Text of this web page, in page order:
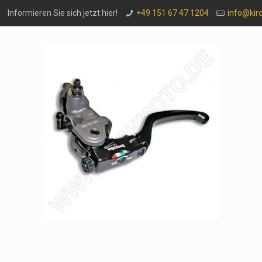
Informieren Sie sich jetzt hier! +49 151 67 47 1204